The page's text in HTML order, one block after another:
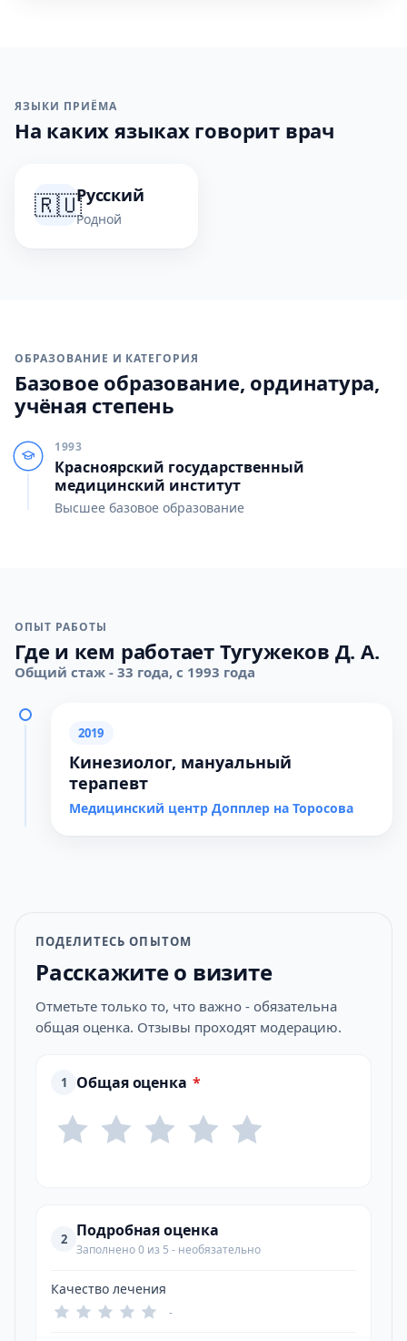
ЯЗЫКИ ПРИЁМА
На каких языках говорит врач
🇷🇺Русский
Родной
ОБРАЗОВАНИЕ И КАТЕГОРИЯ
Базовое образование, ординатура,
учёная степень
1993
Красноярский государственный
медицинский институт
Высшее базовое образование
ОПЫТ РАБОТЫ
Где и кем работает Тугужеков Д. А.
Общий стаж - 33 года, с 1993 года
2019
Кинезиолог, мануальный
терапевт
Медицинский центр Допплер на Торосова
ПОДЕЛИТЕСЬ ОПЫТОМ
Расскажите о визите
Отметьте только то, что важно - обязательна
общая оценка. Отзывы проходят модерацию.
1 Общая оценка *
2 Подробная оценка
Заполнено 0 из 5 - необязательно
Качество лечения
-